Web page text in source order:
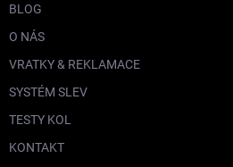
BLOG
O NÁS
VRATKY & REKLAMACE
SYSTÉM SLEV
TESTY KOL
KONTAKT